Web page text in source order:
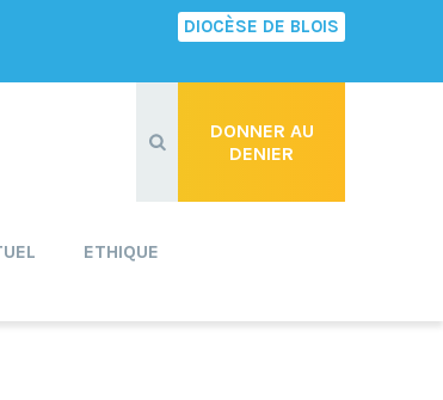
DIOCÈSE DE BLOIS
DONNER AU
DENIER
ETHIQUE